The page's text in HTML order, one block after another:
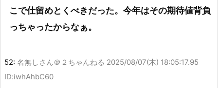
こで仕留めとくべきだった。今年はその期待値背負
っちゃったからなぁ。
52: 名無しさん＠２ちゃんねる 2025/08/07(木) 18:05:17.95
ID:iwhAhbC60